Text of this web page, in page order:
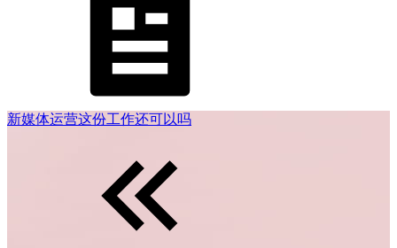
新媒体运营这份工作还可以吗